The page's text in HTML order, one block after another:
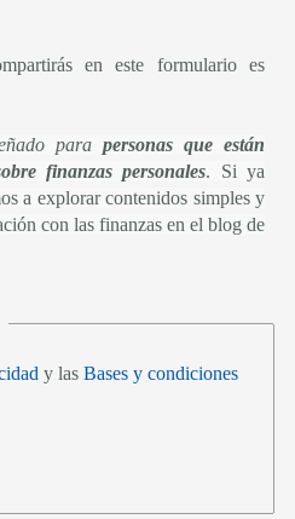
en este formulario es
para personas que están
finanzas personales. Si ya
a explorar contenidos simples y
con las finanzas en el blog de
y las Bases y condiciones